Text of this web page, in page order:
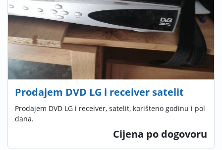
Prodajem DVD LG i receiver satelit
Prodajem DVD LG i receiver, satelit, korišteno godinu i pol
dana.
Cijena po dogovoru